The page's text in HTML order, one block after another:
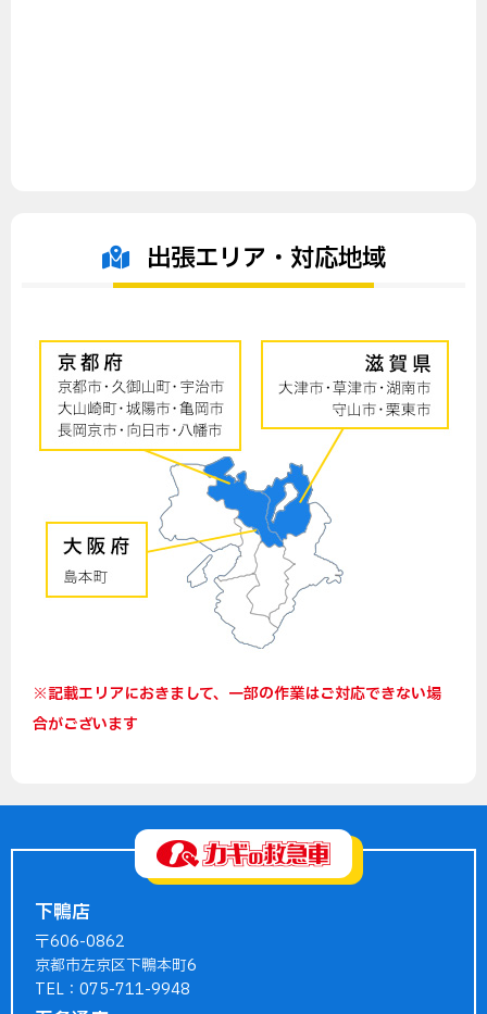
出張エリア・対応地域
※記載エリアにおきまして、一部の作業はご対応できない場
合がございます
下鴨店
〒606-0862
京都市左京区下鴨本町6
TEL：075-711-9948